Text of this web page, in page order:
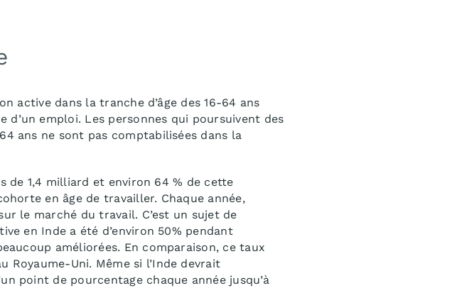
active dans la tranche d’âge des 16-64 ans
d’un emploi. Les personnes qui poursuivent des
ans ne sont pas comptabilisées dans la
de 1,4 milliard et environ 64 % de cette
en âge de travailler. Chaque année,
le marché du travail. C’est un sujet de
en Inde a été d’environ 50% pendant
améliorées. En comparaison, ce taux
Royaume-Uni. Même si l’Inde devrait
point de pourcentage chaque année jusqu’à